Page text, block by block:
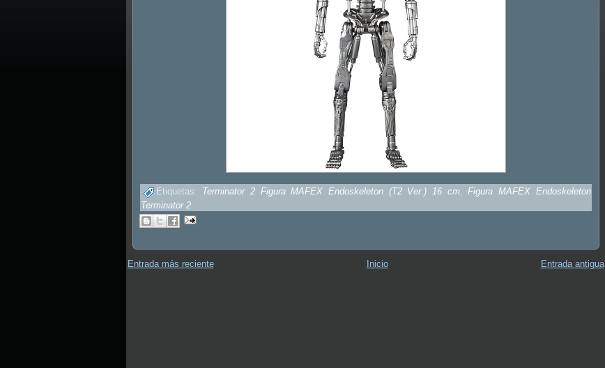
Etiquetas: Terminator 2 Figura MAFEX Endoskeleton (T2 Ver.) 16 cm,Figura MAFEX Endoskeleton
Terminator 2
Entrada más reciente Entrada antigua
Inicio